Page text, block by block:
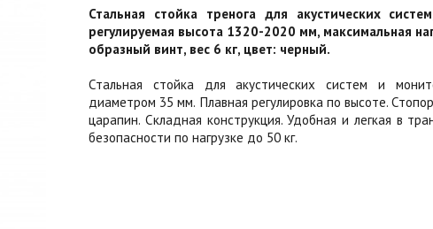
Стальная стойка тренога для акустических
регулируемая высота 1320-2020 мм, максимальная
образный винт, вес 6 кг, цвет: черный.
Стальная стойка для акустических систем и
диаметром 35 мм. Плавная регулировка по высоте.
царапин. Складная конструкция. Удобная и легкая в
безопасности по нагрузке до 50 кг.